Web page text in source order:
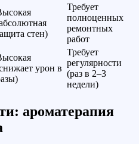
стен)
Требует
полноценных
ремонтных
работ
урон в
Требует
регулярности
(раз в 2–3
недели)
ароматерапия